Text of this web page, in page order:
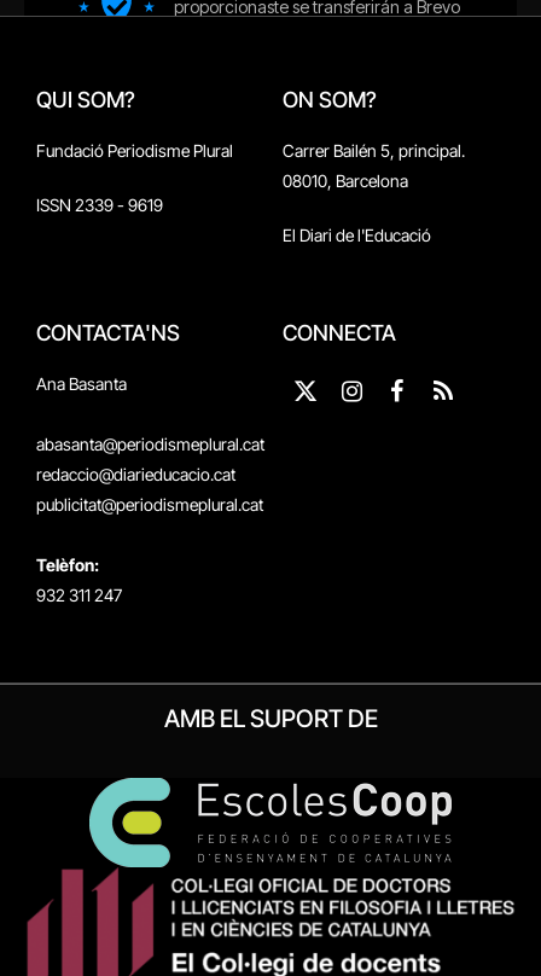
QUI SOM?
Fundació Periodisme Plural
ISSN 2339 - 9619
ON SOM?
Carrer Bailén 5, principal.
08010, Barcelona
El Diari de l'Educació
CONTACTA'NS
Ana Basanta
abasanta@periodismeplural.cat
redaccio@diarieducacio.cat
publicitat@periodismeplural.cat
Telèfon:
932 311 247
CONNECTA
X
Instagram
Facebook
RSS
AMB EL SUPORT DE